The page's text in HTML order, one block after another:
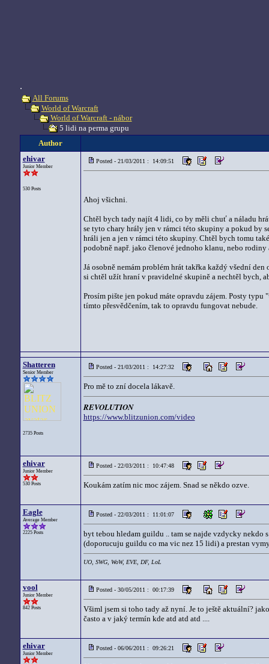
.
All Forums
World of Warcraft
World of Warcraft - nábor
5 lidi na perma grupu
Author
ehivar
Junior Member
530 Posts
Posted - 21/03/2011 : 14:09:51
Ahoj všichni.
Chtěl bych tady najít 4 lidi, co by měli chuť a náladu
se tyto chary hrály jen v rámci této skupiny a pokud by
hráli jen a jen v rámci této skupiny. Chtěl bych tomu
podobně např. jako členové jednoho klanu, nebo
Já osobně nemám problém hrát takřka každý všední
si chtěl užít hraní v pravidelné skupině a nechtěl bych,
Prosím pište jen pokud máte opravdu zájem. Posty
tímto přesvědčením, tak to opravdu fungovat nebude.
Shatteren
Senior Member
2735 Posts
Posted - 21/03/2011 : 14:27:32
Pro mě to zní docela lákavě.
REVOLUTION
https://www.blitzunion.com/video
ehivar
Junior Member
530 Posts
Posted - 22/03/2011 : 10:47:48
Koukám zatím nic moc zájem. Snad se někdo ozve.
Eagle
Average Member
2225 Posts
Posted - 22/03/2011 : 11:01:07
byt tebou hledam guildu .. tam se najde vzdycky nekdo
(doporucuju guildu co ma vic nez 15 lidi) a prestan
UO, SWG, WoW, EVE, DF, LoL
vool
Junior Member
842 Posts
Posted - 30/05/2011 : 00:17:39
Všiml jsem si toho tady až nyní. Je to ještě aktuální?
často a v jaký termín kde atd atd atd ....
ehivar
Junior Member
Posted - 06/06/2011 : 09:26:21